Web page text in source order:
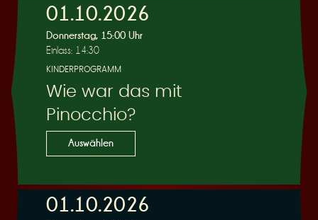
s
e
01.10.2026
Donnerstag, 15:00 Uhr
Einlass: 14:30
KINDERPROGRAMM
Wie war das mit
Pinocchio?
Auswählen
01.10.2026